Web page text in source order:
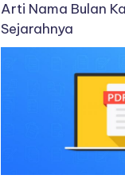
Arti Nama Bulan
Sejarahnya